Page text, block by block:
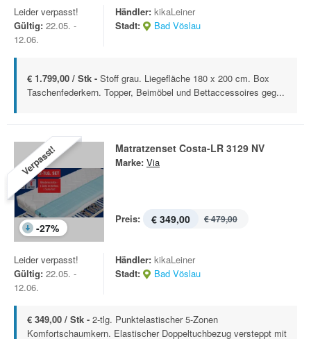
Leider verpasst!
Gültig: 22.05. -
12.06.
Händler: kikaLeiner
Stadt:
Bad Vöslau
€ 1.799,00 / Stk - Stoff grau. Liegefläche 180 x 200 cm. Box
Taschenfederkern. Topper, Beimöbel und Bettaccessoires geg...
Verpasst!
-27%
Matratzenset Costa-LR 3129 NV
Marke: Via
Preis: € 349,00 € 479,00
Leider verpasst!
Gültig: 22.05. -
12.06.
Händler: kikaLeiner
Stadt:
Bad Vöslau
€ 349,00 / Stk - 2-tlg. Punktelastischer 5-Zonen
Komfortschaumkern. Elastischer Doppeltuchbezug versteppt mit